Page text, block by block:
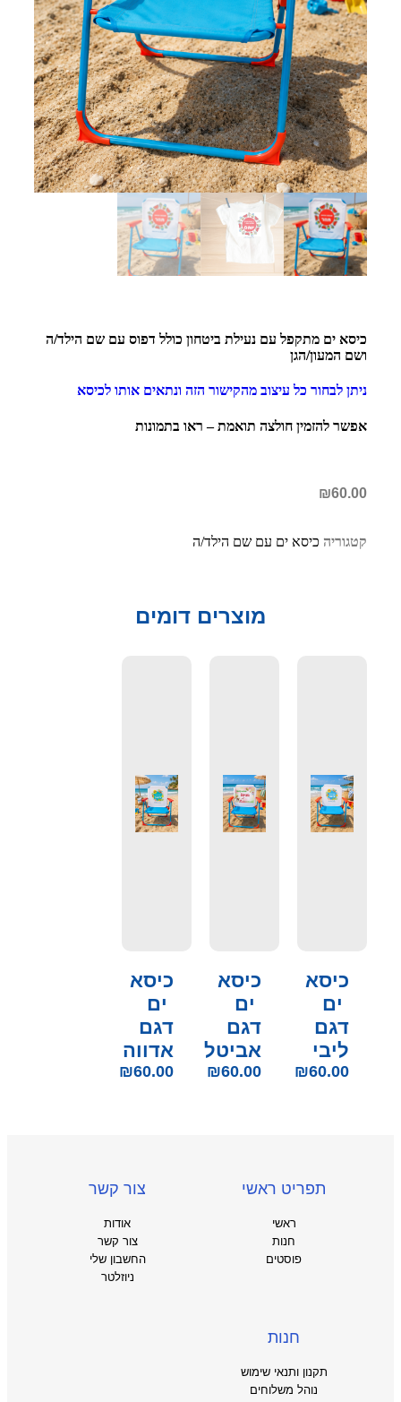
כיסא ים מתקפל עם נעילת ביטחון כולל דפוס עם שם הילד/ה
ושם המעון/הגן
ניתן לבחור כל עיצוב מהקישור הזה ונתאים אותו לכיסא
אפשר להזמין חולצה תואמת – ראו בתמונות
₪60.00
קטגוריה כיסא ים עם שם הילד/ה
מוצרים דומים
כיסא
ים
דגם
ליבי
₪60.00
כיסא
ים
דגם
אביטל
₪60.00
כיסא
ים
דגם
אדווה
₪60.00
תפריט ראשי
ראשי
חנות
פוסטים
צור קשר
אודות
צור קשר
החשבון שלי
ניוזלטר
חנות
תקנון ותנאי שימוש
נוהל משלוחים